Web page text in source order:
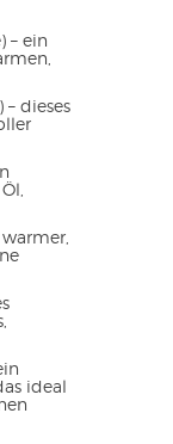
– ein
– dieses
warmer,
ideal